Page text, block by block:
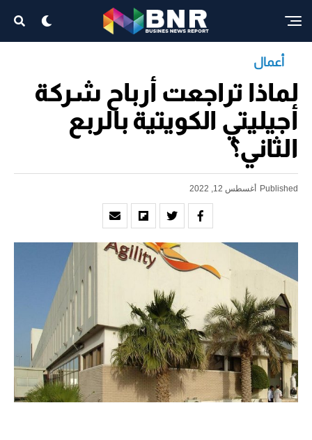
أعمال
لماذا تراجعت أرباح شركة
أجيليتي الكويتية بالربع
الثاني؟
Published أغسطس 12, 2022